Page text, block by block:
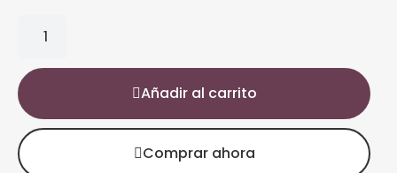
Añadir al carrito
Comprar ahora